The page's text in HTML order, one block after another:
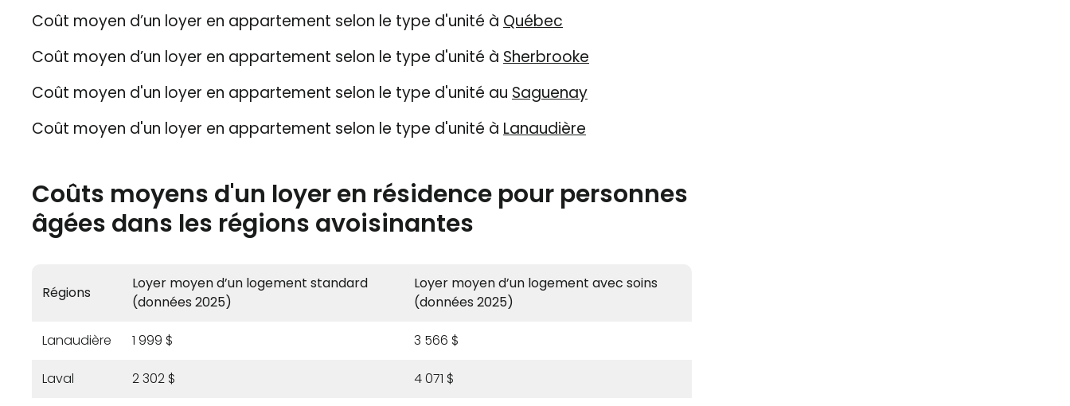
Coût moyen d’un loyer en appartement selon le type d'unité à Québec
Coût moyen d’un loyer en appartement selon le type d'unité à Sherbrooke
Coût moyen d'un loyer en appartement selon le type d'unité au Saguenay
Coût moyen d'un loyer en appartement selon le type d'unité à Lanaudière
Coûts moyens d'un loyer en résidence pour personnes
âgées dans les régions avoisinantes
Régions
Loyer moyen d’un logement standard
(données 2025)
Loyer moyen d’un logement avec soins
(données 2025)
Lanaudière 1 999 $ 3 566 $
Laval 2 302 $ 4 071 $